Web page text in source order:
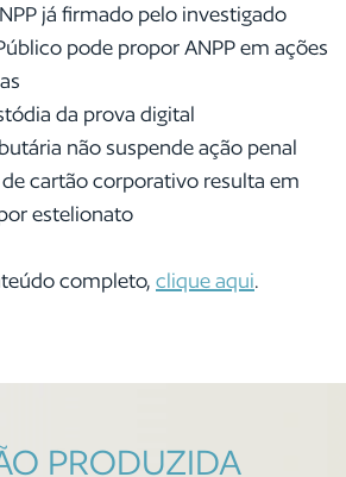
já firmado pelo investigado
pode propor ANPP em ações
da prova digital
não suspende ação penal
cartão corporativo resulta em
estelionato
completo, clique aqui.
PRODUZIDA